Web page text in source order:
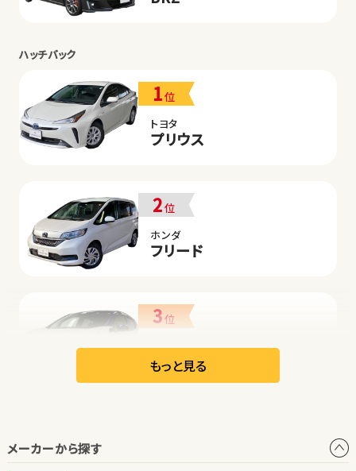
ハッチバック
1位
トヨタ
プリウス
2位
ホンダ
フリード
3位
日産
リーフ
1位
もっと見る
メーカーから探す